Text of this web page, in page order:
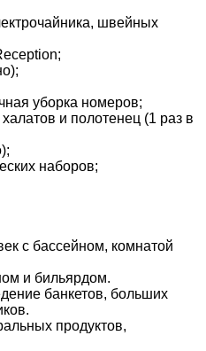
швейных
уборка номеров;
и полотенец (1 раз в
наборов;
с бассейном, комнатой
и бильярдом.
банкетов, больших
продуктов,